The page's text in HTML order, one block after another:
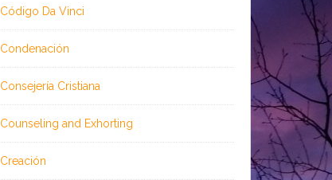
Código Da Vinci
Condenación
Consejería Cristiana
Counseling and Exhorting
Creación